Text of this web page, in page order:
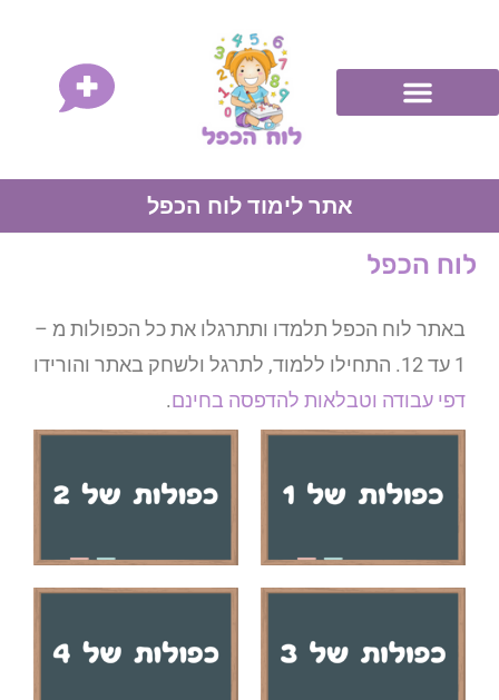
אתר לימוד לוח הכפל
לוח הכפל
באתר לוח הכפל תלמדו ותתרגלו את כל הכפולות מ –
1 עד 12. התחילו ללמוד, לתרגל ולשחק באתר והורידו
דפי עבודה וטבלאות להדפסה בחינם.